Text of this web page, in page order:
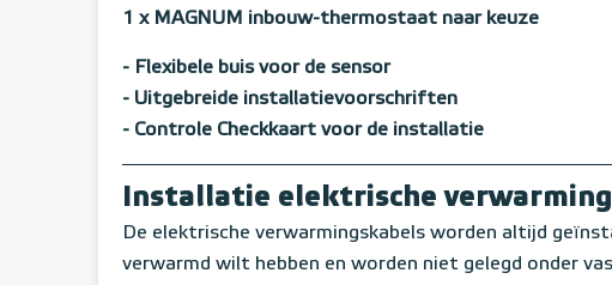
1 x MAGNUM inbouw-thermostaat naar keuze
- Flexibele buis voor de sensor
- Uitgebreide installatievoorschriften
- Controle Checkkaart voor de installatie
Installatie elektrische
De elektrische verwarmingskabels worden altijd
verwarmd wilt hebben en worden niet gelegd onder